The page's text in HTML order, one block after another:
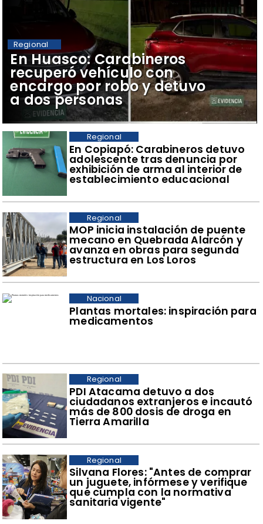
​En Copiapó: Carabineros detuvo
adolescente tras denuncia por
exhibición de arma al interior de
establecimiento educacional
Regional
​MOP inicia instalación de puente
mecano en Quebrada Alarcón y
avanza en obras para segunda
estructura en Los Loros
Regional
Plantas mortales: inspiración para
medicamentos
Nacional
​PDI Atacama detuvo a dos
ciudadanos extranjeros e incautó
más de 800 dosis de droga en
Tierra Amarilla
Regional
​Silvana Flores: "Antes de comprar
un juguete, infórmese y verifique
que cumpla con la normativa
sanitaria vigente"
Regional
​En Huasco: Carabineros
recuperó vehículo con
encargo por robo y detuvo
a dos personas
Regional